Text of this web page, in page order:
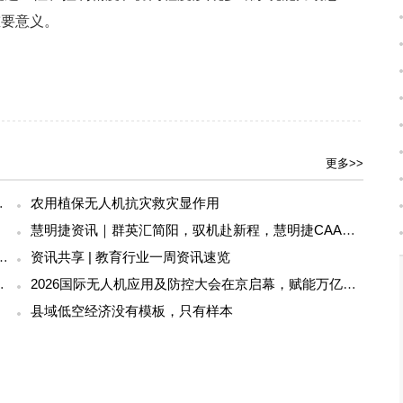
意义。
更多>>
美的样子
农用植保无人机抗灾救灾显作用
慧明捷资讯｜群英汇简阳，驭机赴新程，慧明捷CAAC无人机执照专项培训圆满开训
于人工智能无人机
资讯共享 | 教育行业一周资讯速览
人机新方向
2026国际无人机应用及防控大会在京启幕，赋能万亿低空经济新发展
县域低空经济没有模板，只有样本